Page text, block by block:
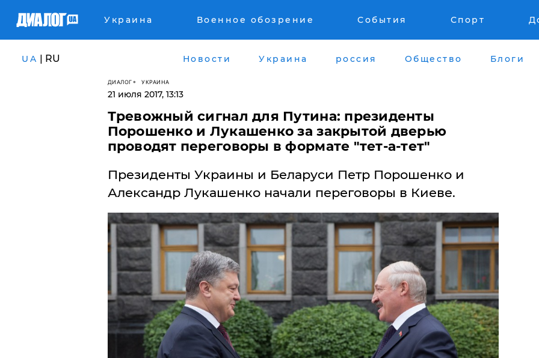
Украина Военное обозрение События Спорт
UA | RU Новости Украина россия Общество Блоги
ДИАЛОГ УКРАИНА
21 июля 2017, 13:13
Тревожный сигнал для Путина: президенты
Порошенко и Лукашенко за закрытой дверью
проводят переговоры в формате "тет-а-тет"
Президенты Украины и Беларуси Петр Порошенко и
Александр Лукашенко начали переговоры в Киеве.